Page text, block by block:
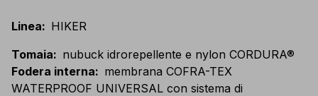
Linea: HIKER
Tomaia: nubuck idrorepellente e nylon CORDURA®
Fodera interna: membrana COFRA-TEX
WATERPROOF UNIVERSAL con sistema di